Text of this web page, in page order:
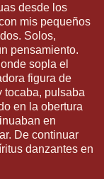
desde los
mis pequeños
Solos,
pensamiento.
sopla el
figura de
tocaba, pulsaba
en la obertura
en
De continuar
danzantes en